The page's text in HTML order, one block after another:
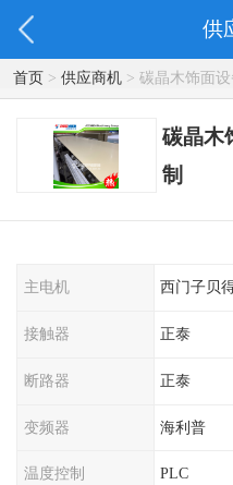
供
首页> 供应商机> 碳晶木饰面设
碳晶木
制
主电机 西门子贝
接触器 正泰
断路器 正泰
变频器 海利普
温度控制 PLC